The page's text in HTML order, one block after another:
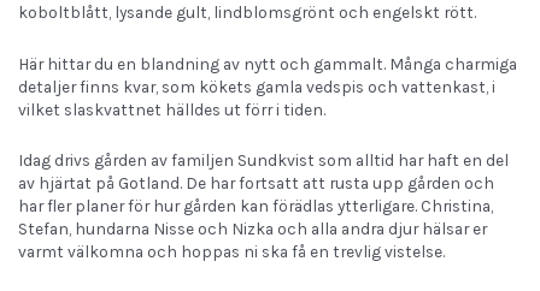
koboltblått, lysande gult, lindblomsgrönt och engelskt rött.
Här hittar du en blandning av nytt och gammalt. Många charmiga
detaljer finns kvar, som kökets gamla vedspis och vattenkast, i
vilket slaskvattnet hälldes ut förr i tiden.
Idag drivs gården av familjen Sundkvist som alltid har haft en del
av hjärtat på Gotland. De har fortsatt att rusta upp gården och
har fler planer för hur gården kan förädlas ytterligare. Christina,
Stefan, hundarna Nisse och Nizka och alla andra djur hälsar er
varmt välkomna och hoppas ni ska få en trevlig vistelse.